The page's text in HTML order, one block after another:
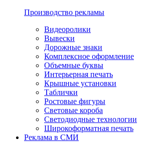
Производство рекламы
Видеоролики
Вывески
Дорожные знаки
Комплексное оформление
Объемные буквы
Интерьерная печать
Крышные установки
Таблички
Ростовые фигуры
Световые короба
Светодиодные технологии
Широкоформатная печать
Реклама в СМИ